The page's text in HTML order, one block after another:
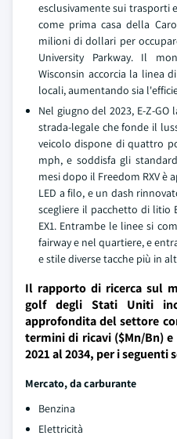
esclusivamente sui trasporti
come prima casa della
milioni di dollari per
University Parkway. Il
Wisconsin accorcia la linea
locali, aumentando sia
Nel giugno del 2023, E-Z-
strada-legale che fonde il
veicolo dispone di quattro
mph, e soddisfa gli
mesi dopo il Freedom RXV è
LED a filo, e un dash
scegliere il pacchetto di litio
EX1. Entrambe le linee si
fairway e nel quartiere, e
e stile diverse tacche più in
Il rapporto di ricerca sul
golf degli Stati Uniti
approfondita del settore
termini di ricavi ($Mn/Bn)
2021 al 2034, per i seguenti
Mercato, da carburante
Benzina
Elettricità